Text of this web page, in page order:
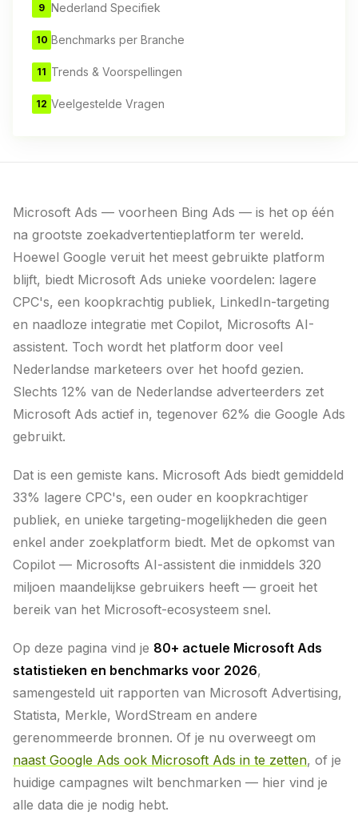
9 Nederland Specifiek
10 Benchmarks per Branche
11 Trends & Voorspellingen
12 Veelgestelde Vragen
Microsoft Ads — voorheen Bing Ads — is het op één
na grootste zoekadvertentieplatform ter wereld.
Hoewel Google veruit het meest gebruikte platform
blijft, biedt Microsoft Ads unieke voordelen: lagere
CPC's, een koopkrachtig publiek, LinkedIn-targeting
en naadloze integratie met Copilot, Microsofts AI-
assistent. Toch wordt het platform door veel
Nederlandse marketeers over het hoofd gezien.
Slechts 12% van de Nederlandse adverteerders zet
Microsoft Ads actief in, tegenover 62% die Google Ads
gebruikt.
Dat is een gemiste kans. Microsoft Ads biedt gemiddeld
33% lagere CPC's, een ouder en koopkrachtiger
publiek, en unieke targeting-mogelijkheden die geen
enkel ander zoekplatform biedt. Met de opkomst van
Copilot — Microsofts AI-assistent die inmiddels 320
miljoen maandelijkse gebruikers heeft — groeit het
bereik van het Microsoft-ecosysteem snel.
Op deze pagina vind je 80+ actuele Microsoft Ads
statistieken en benchmarks voor 2026,
samengesteld uit rapporten van Microsoft Advertising,
Statista, Merkle, WordStream en andere
gerenommeerde bronnen. Of je nu overweegt om
naast Google Ads ook Microsoft Ads in te zetten, of je
huidige campagnes wilt benchmarken — hier vind je
alle data die je nodig hebt.